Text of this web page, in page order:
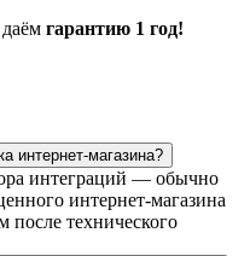
гарантию 1 год!
интернет-магазина?
интеграций — обычно
интернет-магазина
технического